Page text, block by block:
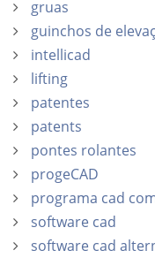
gruas
guinchos de
intellicad
lifting
patentes
patents
pontes rolantes
progeCAD
programa cad
software cad
software cad